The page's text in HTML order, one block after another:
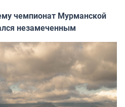
чемпионат Мурманской
незамеченным